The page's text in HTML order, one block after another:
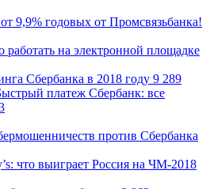
9,9% годовых от Промсвязьбанка!
на электронной площадке
Сбербанка в 2018 году 9 289
платеж Сбербанк: все
против Сбербанка
что выиграет Россия на ЧМ-2018